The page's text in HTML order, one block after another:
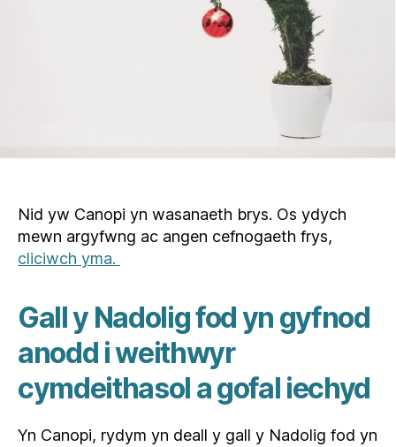
Nid yw Canopi yn wasanaeth brys. Os ydych
mewn argyfwng ac angen cefnogaeth frys,
cliciwch yma.
Gall y Nadolig fod yn gyfnod
anodd i weithwyr
cymdeithasol a gofal iechyd
Yn Canopi, rydym yn deall y gall y Nadolig fod yn